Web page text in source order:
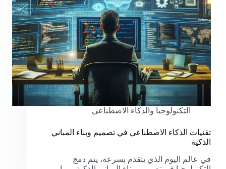
بنا
التكنولوجيا والذكاء الاصطناعي
تقنيات الذكاء الاصطناعي في تصميم وبناء المباني
الذكية
في عالم اليوم الذي يتقدم بسرعة، يتم دمج